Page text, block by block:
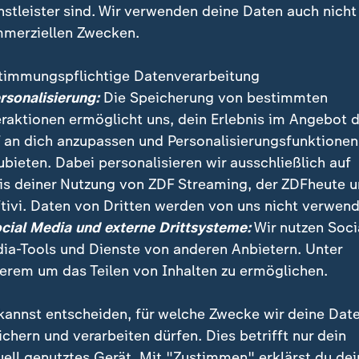
mit einer Mehrheit für das Wachstumspaket
zu keiner Mehrheit kommen, so Thorsten Frei,
Union.
sind. Wir verwenden deine Daten auch nicht
Zwecken.
Datenverarbeitung
Die Speicherung von bestimmten
ermöglicht uns, dein Erlebnis im Angebot
an dich anzupassen und Personalisierungsfunktionen
Dabei personalisieren wir ausschließlich auf
deiner Nutzung von ZDF Streaming, der ZDFheute
Daten von Dritten werden von uns nicht
Media und externe Drittsysteme:Wir nutzen
Tools und Dienste von anderen Anbietern. Unter
um das Teilen von Inhalten zu ermöglichen.
entscheiden, für welche Zwecke wir deine
und verarbeiten dürfen. Dies betrifft nur dein